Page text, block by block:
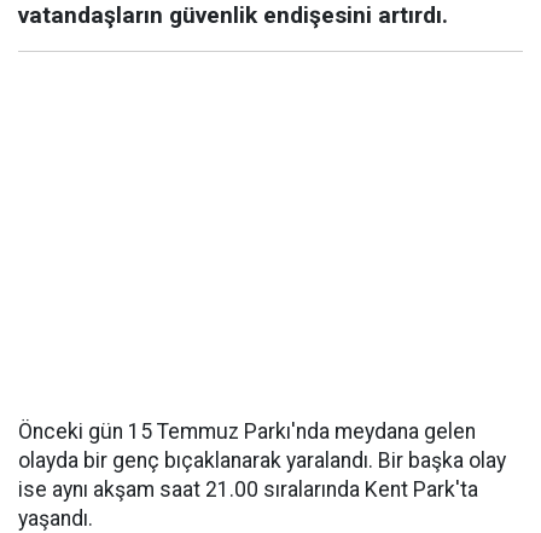
vatandaşların güvenlik endişesini artırdı.
Önceki gün 15 Temmuz Parkı'nda meydana gelen
olayda bir genç bıçaklanarak yaralandı. Bir başka olay
ise aynı akşam saat 21.00 sıralarında Kent Park'ta
yaşandı.